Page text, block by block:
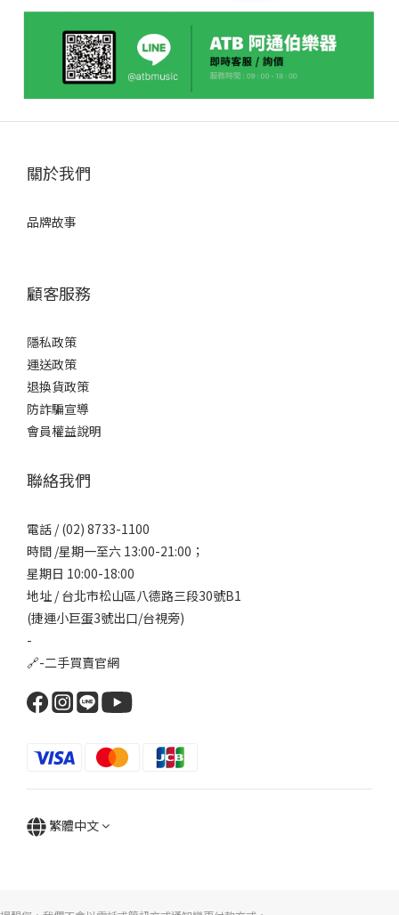
關於我們
品牌故事
顧客服務
隱私政策
運送政策
退換貨政策
防詐騙宣導
會員權益說明
聯絡我們
電話 / (02) 8733-1100
時間 /星期一至六 13:00-21:00；
星期日 10:00-18:00
地址 / 台北市松山區八德路三段30號B1
(捷運小巨蛋3號出口/台視旁)
-
🔗-二手買賣官網
繁體中文